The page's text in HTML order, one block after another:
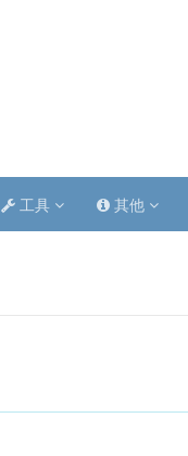
工具 其他